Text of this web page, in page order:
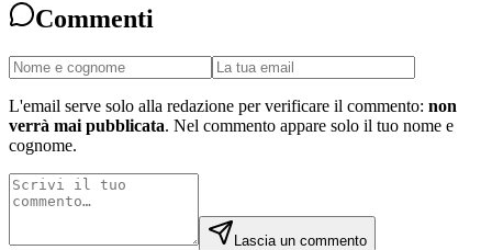
Commenti
L'email serve solo alla redazione per verificare il commento: non
verrà mai pubblicata. Nel commento appare solo il tuo nome e
cognome.
Lascia un commento